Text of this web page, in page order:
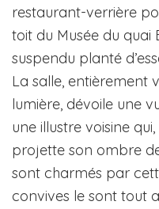
restaurant-verrière
toit du Musée du quai
suspendu planté
La salle, entièrement
lumière, dévoile une
une illustre voisine
projette son ombre
sont charmés par
convives le sont tout